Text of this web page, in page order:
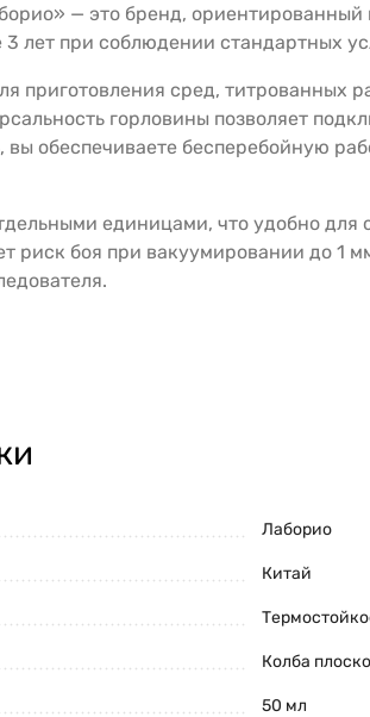
— это бренд,
лет при соблюдении стандартных
приготовления сред, титрованных
горловины позволяет
обеспечиваете бесперебойную
единицами, что удобно
риск боя при вакуумировании до 1
Лаборио
Китай
Колба
50 мл